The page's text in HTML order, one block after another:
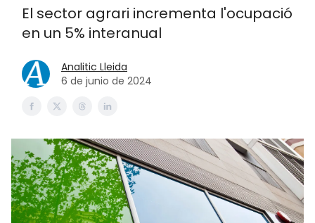
El sector agrari incrementa l'ocupació
en un 5% interanual
Analitic Lleida
6 de junio de 2024